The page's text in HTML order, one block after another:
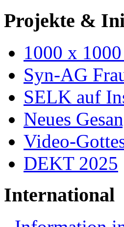
Projekte &
1000 x
Syn-AG
SELK auf
Neues
Video-
DEKT 2025
International